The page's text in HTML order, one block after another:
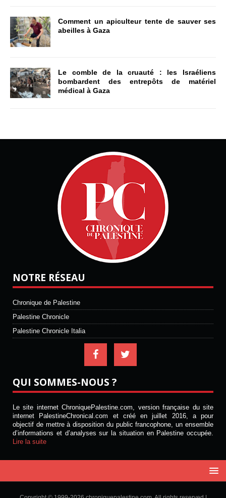
Comment un apiculteur tente de sauver ses
abeilles à Gaza
Le comble de la cruauté : les Israéliens
bombardent des entrepôts de matériel
médical à Gaza
NOTRE RÉSEAU
Chronique de Palestine
Palestine Chronicle
Palestine Chronicle Italia
QUI SOMMES-NOUS ?
Le site internet ChroniquePalestine.com, version française du site
internet PalestineChronical.com et créé en juillet 2016, a pour
objectif de mettre à disposition du public francophone, un ensemble
d’informations et d’analyses sur la situation en Palestine occupée.
Lire la suite